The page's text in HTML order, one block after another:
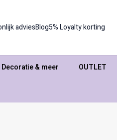
adviesBlog5% Loyalty korting
Decoratie & meer OUTLET